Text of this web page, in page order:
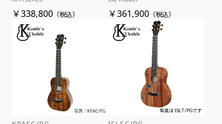
￥338,800（税込） ￥361,900 （税込）